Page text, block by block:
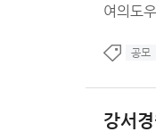
여의도
공모
강서